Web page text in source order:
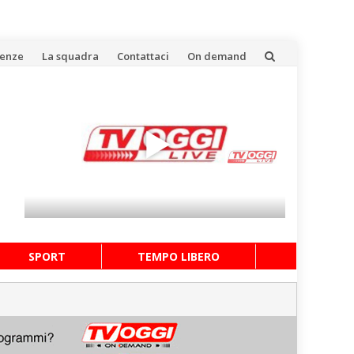
La squadra Contattaci On demand
SPORT TEMPO LIBERO